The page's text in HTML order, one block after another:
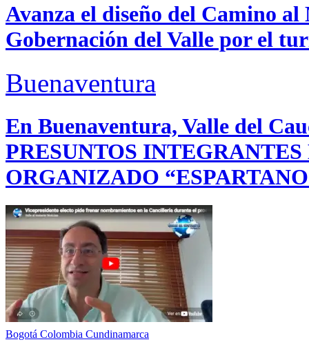
Avanza el diseño del Camino
Gobernación del Valle por el
Buenaventura
En Buenaventura, Valle del
PRESUNTOS
ORGANIZADO
Bogotá Colombia Cundinamarca